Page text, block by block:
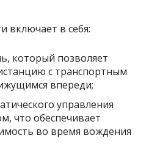
включает в себя:
который позволяет
​​с транспортным
впереди;
управления
что обеспечивает
во время вождения